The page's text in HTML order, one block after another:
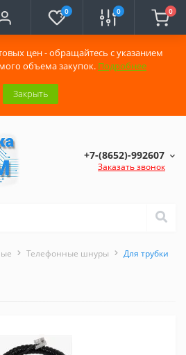
цен - обращайтесь с указанием
объема закупок. Подробнее
Закрыть
0 0 0
+7-(8652)-992607
Заказать звонок
Телефонные шнуры Для трубки